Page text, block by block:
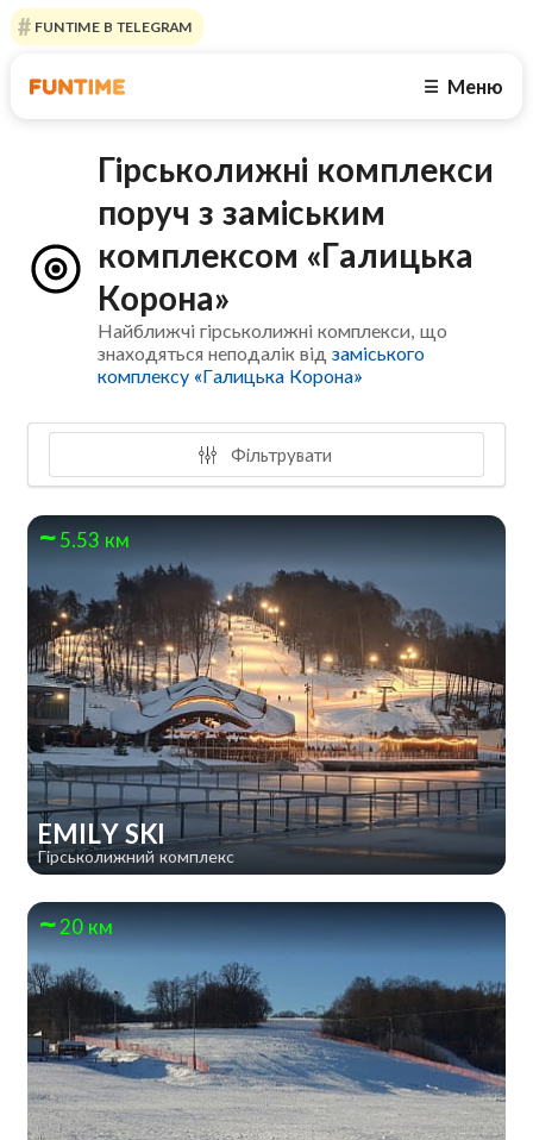
FUNTIME В TELEGRAM
☰ Меню
Гірськолижні комплекси
поруч з заміським
комплексом «Галицька
Корона»
Найближчі гірськолижні комплекси, що
знаходяться неподалік відзаміського
комплексу «Галицька Корона»
Фільтрувати
5.53 км
EMILY SKI
Гірськолижний комплекс
20 км